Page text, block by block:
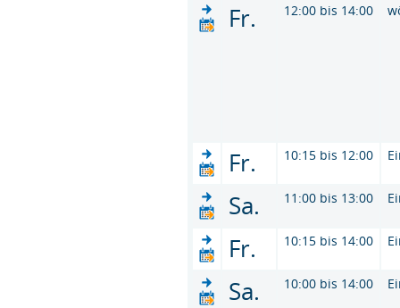
Fr. 12:00 bis 14:00
Fr. 10:15 bis 12:00
Sa. 11:00 bis 13:00
Fr. 10:15 bis 14:00
Sa. 10:00 bis 14:00